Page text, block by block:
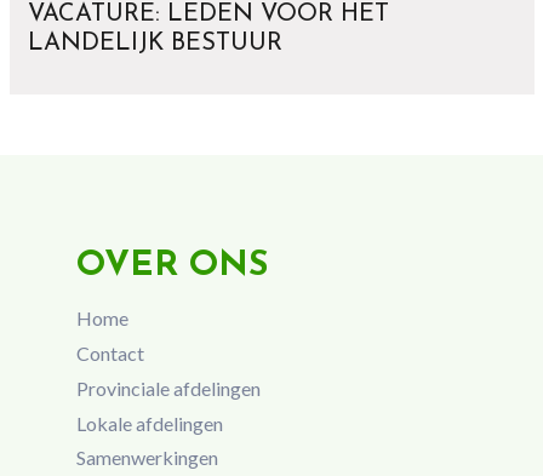
VACATURE: LEDEN VOOR HET
LANDELIJK BESTUUR
OVER ONS
Home
Contact
Provinciale afdelingen
Lokale afdelingen
Samenwerkingen